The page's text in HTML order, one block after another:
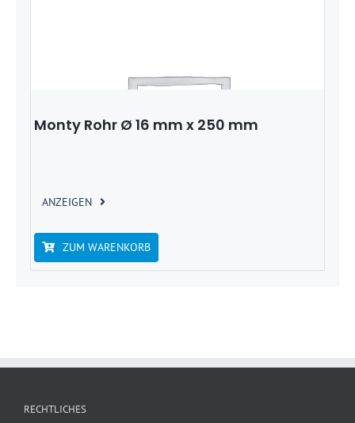
Monty Rohr Ø 16 mm x 250 mm
ANZEIGEN
ZUM WARENKORB
RECHTLICHES